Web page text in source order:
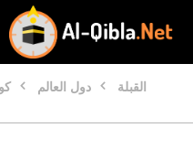
القبلة دول العالم